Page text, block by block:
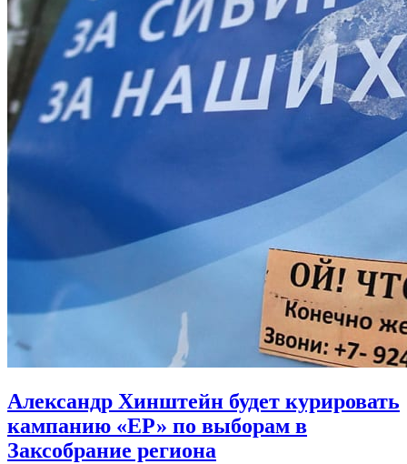
Александр Хинштейн будет курировать
кампанию «ЕР» по выборам в
Заксобрание региона